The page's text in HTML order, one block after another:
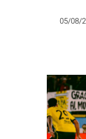
05/08/